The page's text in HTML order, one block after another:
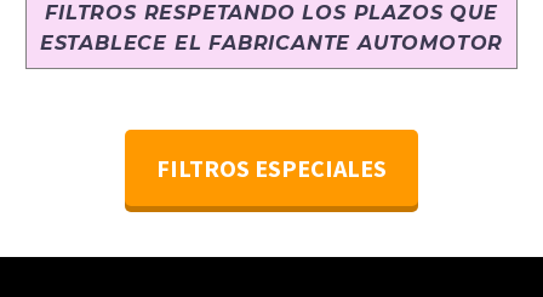
FILTROS RESPETANDO LOS PLAZOS QUE
ESTABLECE EL FABRICANTE AUTOMOTOR
FILTROS ESPECIALES